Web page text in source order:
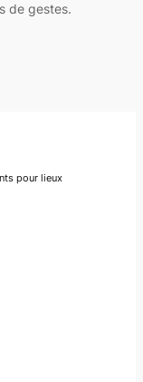
de gestes.
pour lieux